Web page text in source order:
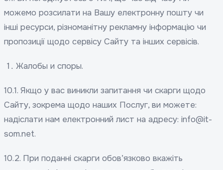
можемо розсилати на Вашу електронну пошту чи
інші ресурси, різноманітну рекламну інформацію чи
пропозиції щодо сервісу Сайту та інших сервісів.
Жалобы и споры.
10.1. Якщо у вас виникли запитання чи скарги щодо
Сайту, зокрема щодо наших Послуг, ви можете:
надіслати нам електронний лист на адресу: info@it-
som.net.
10.2. При поданні скарги обов’язково вкажіть